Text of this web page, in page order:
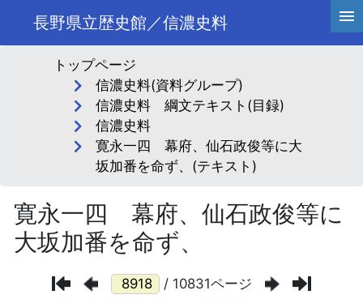
長野県立歴史館／信濃史料
トップページ
信濃史料(資料グループ)
信濃史料 綱文テキスト(目録)
信濃史料
寛永一四 幕府、仙石政俊等に大
坂加番を命ず、(テキスト)
寛永一四 幕府、仙石政俊等に
大坂加番を命ず、
/ 10831ページ